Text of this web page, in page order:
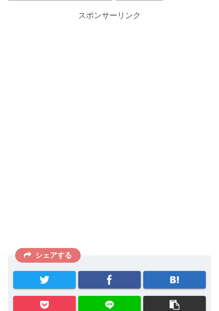
スポンサーリンク
シェアする